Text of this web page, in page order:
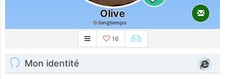
Olive
longtemps
16
Mon identité